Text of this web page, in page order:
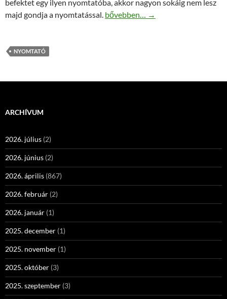
befektet egy ilyen nyomtatóba, akkor nagyon sokáig nem lesz
majd gondja a nyomtatással. Tintasugaras nyomtató kapható
bővebben… →
NYOMTATÓ
ARCHÍVUM
2026. július (2)
2026. június (2)
2026. április (867)
2026. február (2)
2026. január (1)
2025. december (1)
2025. november (1)
2025. október (3)
2025. szeptember (3)